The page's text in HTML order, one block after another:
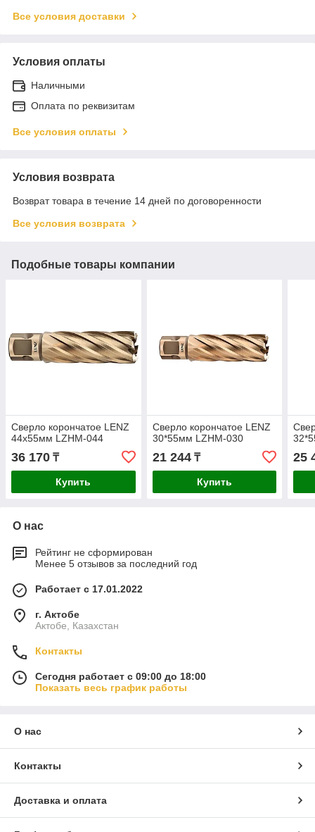
Все условия доставки
Условия оплаты
Наличными
Оплата по реквизитам
Все условия оплаты
Условия возврата
Возврат товара в течение 14 дней по договоренности
Все условия возврата
Подобные товары компании
Сверло корончатое LENZ
44х55мм LZHM-044
36 170 ₸
Купить
Сверло корончатое LENZ
30*55мм LZHM-030
21 244₸
Купить
25
О нас
Рейтинг не сформирован
Менее 5 отзывов за последний год
Работает с 17.01.2022
г. Актобе
Актобе, Казахстан
Контакты
Сегодня работает с 09:00 до 18:00
Показать весь график работы
О нас
Контакты
Доставка и оплата